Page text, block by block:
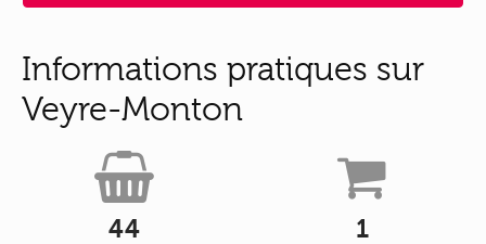
Informations pratiques sur
Veyre-Monton
44 1